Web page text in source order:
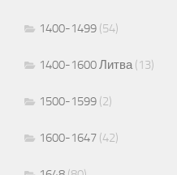
1400-1499 (54)
1400-1600 Литва(13)
1500-1599 (2)
1600-1647 (42)